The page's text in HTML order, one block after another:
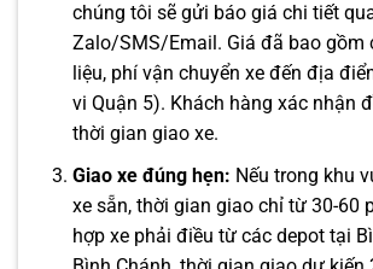
chúng tôi sẽ gửi báo giá chi tiết
Zalo/SMS/Email. Giá đã bao gồm
liệu, phí vận chuyển xe đến địa
vi Quận 5). Khách hàng xác nhận
thời gian giao xe.
Giao xe đúng hẹn: Nếu trong khu
xe sẵn, thời gian giao chỉ từ 30-60
hợp xe phải điều từ các depot tại